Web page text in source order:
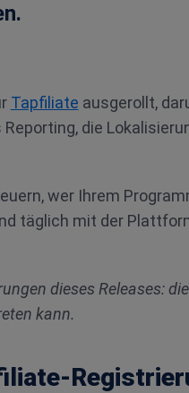
Tapfiliate ausgerollt,
die
wer Ihrem
täglich mit der
dieses Releases:
kann.